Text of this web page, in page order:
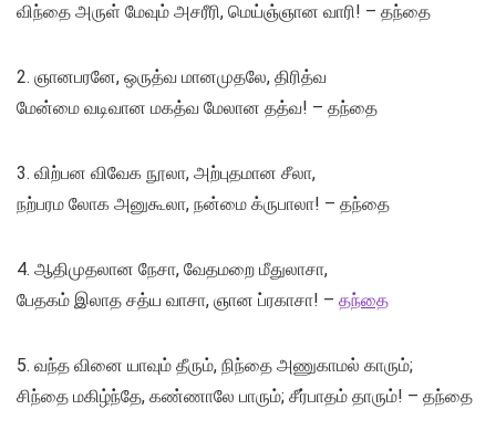
விந்தை அருள் மேவும் அசரீரி, மெய்ஞ்ஞான வாரி! – தந்தை
2. ஞானபரனே, ஒருத்வ மானமுதலே, திரித்வ
மேன்மை வடிவான மகத்வ மேலான தத்வ! – தந்தை
3. விற்பன விவேக நூலா, அற்புதமான சீலா,
நற்பரம லோக அனுகூலா, நன்மை க்ருபாலா! – தந்தை
4. ஆதிமுதலான நேசா, வேதமறை மீதுலாசா,
பேதகம் இலாத சத்ய வாசா, ஞான ப்ரகாசா! – தந்தை
5. வந்த வினை யாவும் தீரும், நிந்தை அணுகாமல் காரும்;
சிந்தை மகிழ்ந்தே, கண்ணாலே பாரும்; சீர்பாதம் தாரும்! – தந்தை